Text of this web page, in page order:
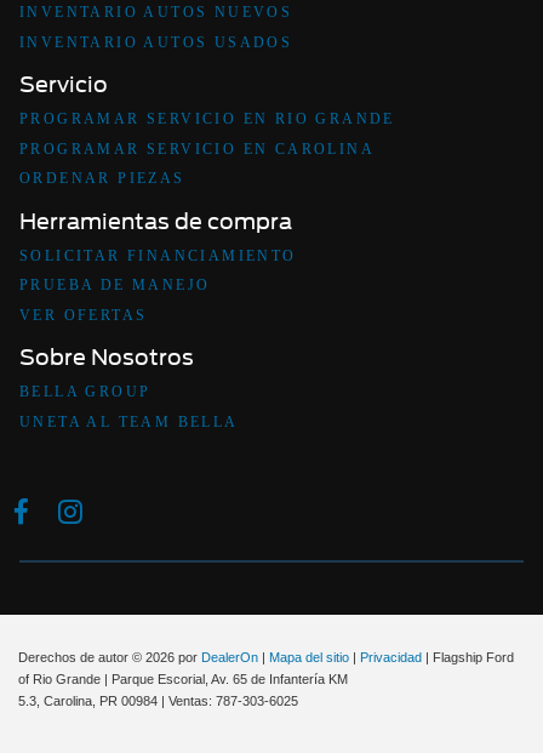
INVENTARIO AUTOS NUEVOS
INVENTARIO AUTOS USADOS
Servicio
PROGRAMAR SERVICIO EN RIO GRANDE
PROGRAMAR SERVICIO EN CAROLINA
ORDENAR PIEZAS
Herramientas de compra
SOLICITAR FINANCIAMIENTO
PRUEBA DE MANEJO
VER OFERTAS
Sobre Nosotros
BELLA GROUP
UNETA AL TEAM BELLA
Derechos de autor © 2026 por DealerOn | Mapa del sitio | Privacidad | Flagship Ford
of Rio Grande | Parque Escorial, Av. 65 de Infantería KM
5.3, Carolina, PR 00984 | Ventas: 787-303-6025